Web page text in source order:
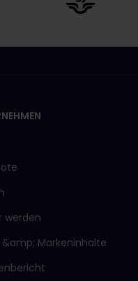
werden
Markeninhalte